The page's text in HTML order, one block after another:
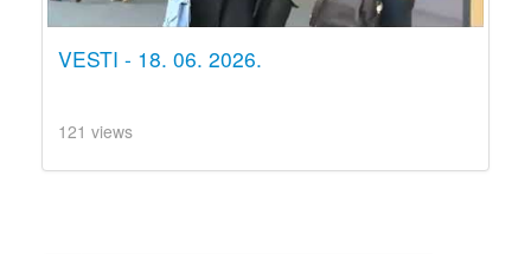
VESTI - 18. 06. 2026.
121 views